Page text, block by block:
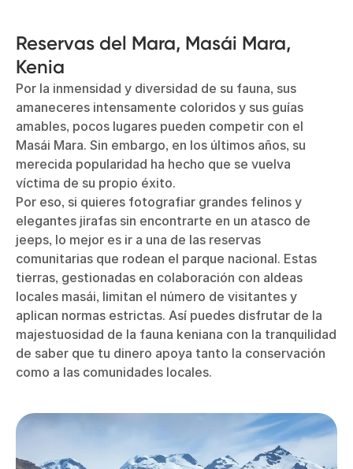
Reservas del Mara, Masái Mara,
Kenia
Por la inmensidad y diversidad de su fauna, sus
amaneceres intensamente coloridos y sus guías
amables, pocos lugares pueden competir con el
Masái Mara. Sin embargo, en los últimos años, su
merecida popularidad ha hecho que se vuelva
víctima de su propio éxito.
Por eso, si quieres fotografiar grandes felinos y
elegantes jirafas sin encontrarte en un atasco de
jeeps, lo mejor es ir a una de las reservas
comunitarias que rodean el parque nacional. Estas
tierras, gestionadas en colaboración con aldeas
locales masái, limitan el número de visitantes y
aplican normas estrictas. Así puedes disfrutar de la
majestuosidad de la fauna keniana con la tranquilidad
de saber que tu dinero apoya tanto la conservación
como a las comunidades locales.